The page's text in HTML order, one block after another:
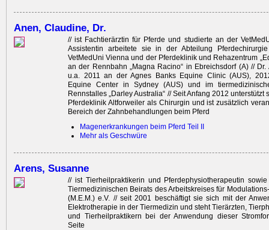
Anen, Claudine, Dr.
// ist Fachtierärztin für Pferde und studierte an der
Assistentin arbeitete sie in der Abteilung
VetMedUni Vienna und der Pferdeklinik und Rehazentrum
an der Rennbahn „Magna Racino“ in Ebreichsdorf (A) // Dr.
u.a. 2011 an der Agnes Banks Equine Clinic (AUS),
Equine Center in Sydney (AUS) und im
Rennstalles „Darley Australia“ // Seit Anfang 2012 unterstützt
Pferdeklinik Altforweiler als Chirurgin und ist zusätzlich
Bereich der Zahnbehandlungen beim Pferd
Magenerkrankungen beim Pferd Teil II
Mehr als Geschwüre
Arens, Susanne
// ist Tierheilpraktikerin und Pferdephysiotherapeutin
Tiermedizinischen Beirats des Arbeitskreises für
(M.E.M.) e.V. // seit 2001 beschäftigt sie sich mit der
Elektrotherapie in der Tiermedizin und steht Tierärzten,
und Tierheilpraktikern bei der Anwendung dieser
Seite